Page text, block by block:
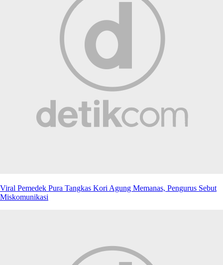
Viral Pemedek Pura Tangkas Kori Agung Memanas, Pengurus Sebut
Miskomunikasi